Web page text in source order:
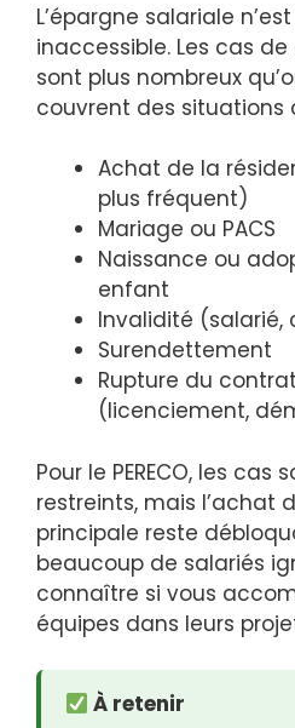
L’épargne salariale
inaccessible. Les cas
sont plus nombreux
couvrent des situations
Achat de la
plus fréquent)
Mariage ou PACS
Naissance ou
enfant
Invalidité
Surendettement
Rupture du
(licenciement,
Pour le PERECO, les cas
restreints, mais l’achat
principale reste
beaucoup de salariés
connaître si vous
équipes dans leurs
À retenir